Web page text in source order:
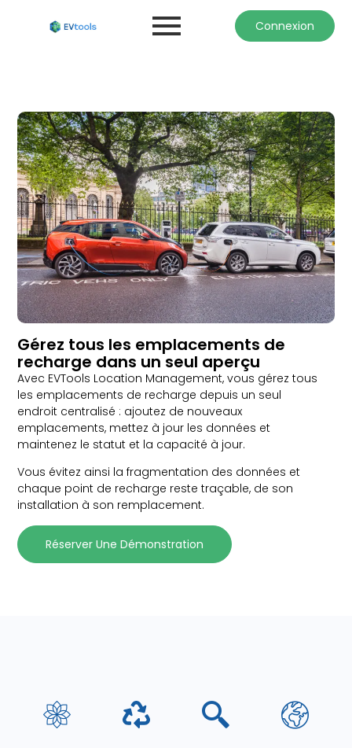
Connexion
Gérez tous les emplacements de
recharge dans un seul aperçu
Avec EVTools Location Management, vous gérez tous
les emplacements de recharge depuis un seul
endroit centralisé : ajoutez de nouveaux
emplacements, mettez à jour les données et
maintenez le statut et la capacité à jour.
Vous évitez ainsi la fragmentation des données et
chaque point de recharge reste traçable, de son
installation à son remplacement.
Réserver Une Démonstration